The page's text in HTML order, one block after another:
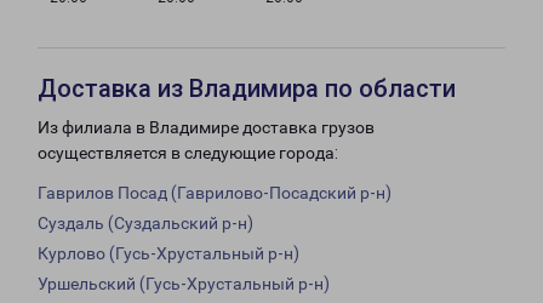
Доставка из Владимира по области
Из филиала в Владимире доставка грузов
осуществляется в следующие города:
Гаврилов Посад (Гаврилово-Посадский р-н)
Суздаль (Суздальский р-н)
Курлово (Гусь-Хрустальный р-н)
Уршельский (Гусь-Хрустальный р-н)